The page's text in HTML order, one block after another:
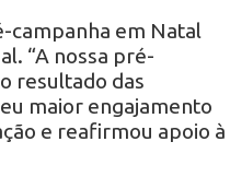
campanha em Natal
“A nossa pré-
resultado das
maior engajamento
e reafirmou apoio à